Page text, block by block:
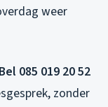
weer
Bel 085 019 20 52
zonder